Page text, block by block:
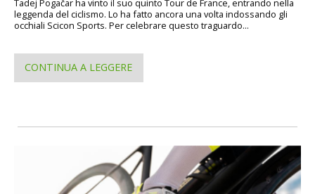
Tadej Pogačar ha vinto il suo quinto Tour de France, entrando nella
leggenda del ciclismo. Lo ha fatto ancora una volta indossando gli
occhiali Scicon Sports. Per celebrare questo traguardo...
CONTINUA A LEGGERE